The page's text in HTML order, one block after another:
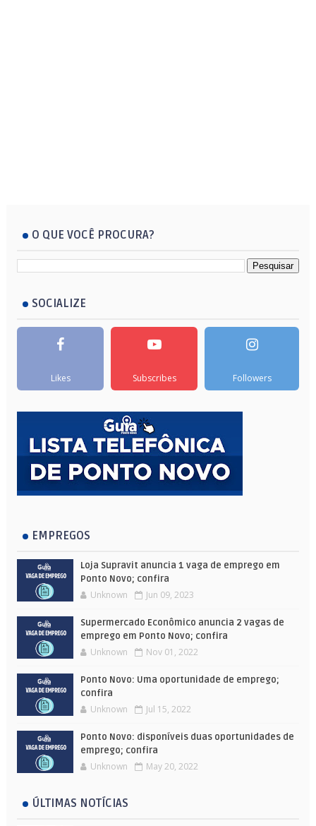
O QUE VOCÊ PROCURA?
SOCIALIZE
Likes Subscribes Followers
EMPREGOS
Loja Supravit anuncia 1 vaga de emprego em
Ponto Novo; confira
Unknown Jun 09, 2023
Supermercado Econômico anuncia 2 vagas de
emprego em Ponto Novo; confira
Unknown Nov 01, 2022
Ponto Novo: Uma oportunidade de emprego;
confira
Unknown Jul 15, 2022
Ponto Novo: disponíveis duas oportunidades de
emprego; confira
Unknown May 20, 2022
ÚLTIMAS NOTÍCIAS